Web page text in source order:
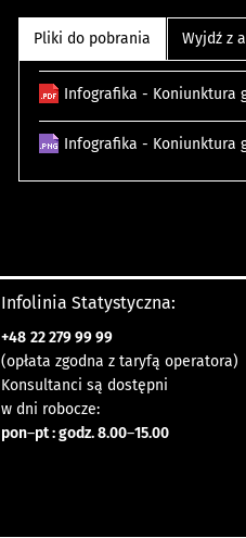
Pliki do pobrania Wyjdź z
Infografika - Koniunktura
Infografika - Koniunktura
Infolinia Statystyczna:
+48 22 279 99 99
(opłata zgodna z taryfą operatora)
Konsultanci są dostępni
w dni robocze:
pon–pt : godz. 8.00–15.00